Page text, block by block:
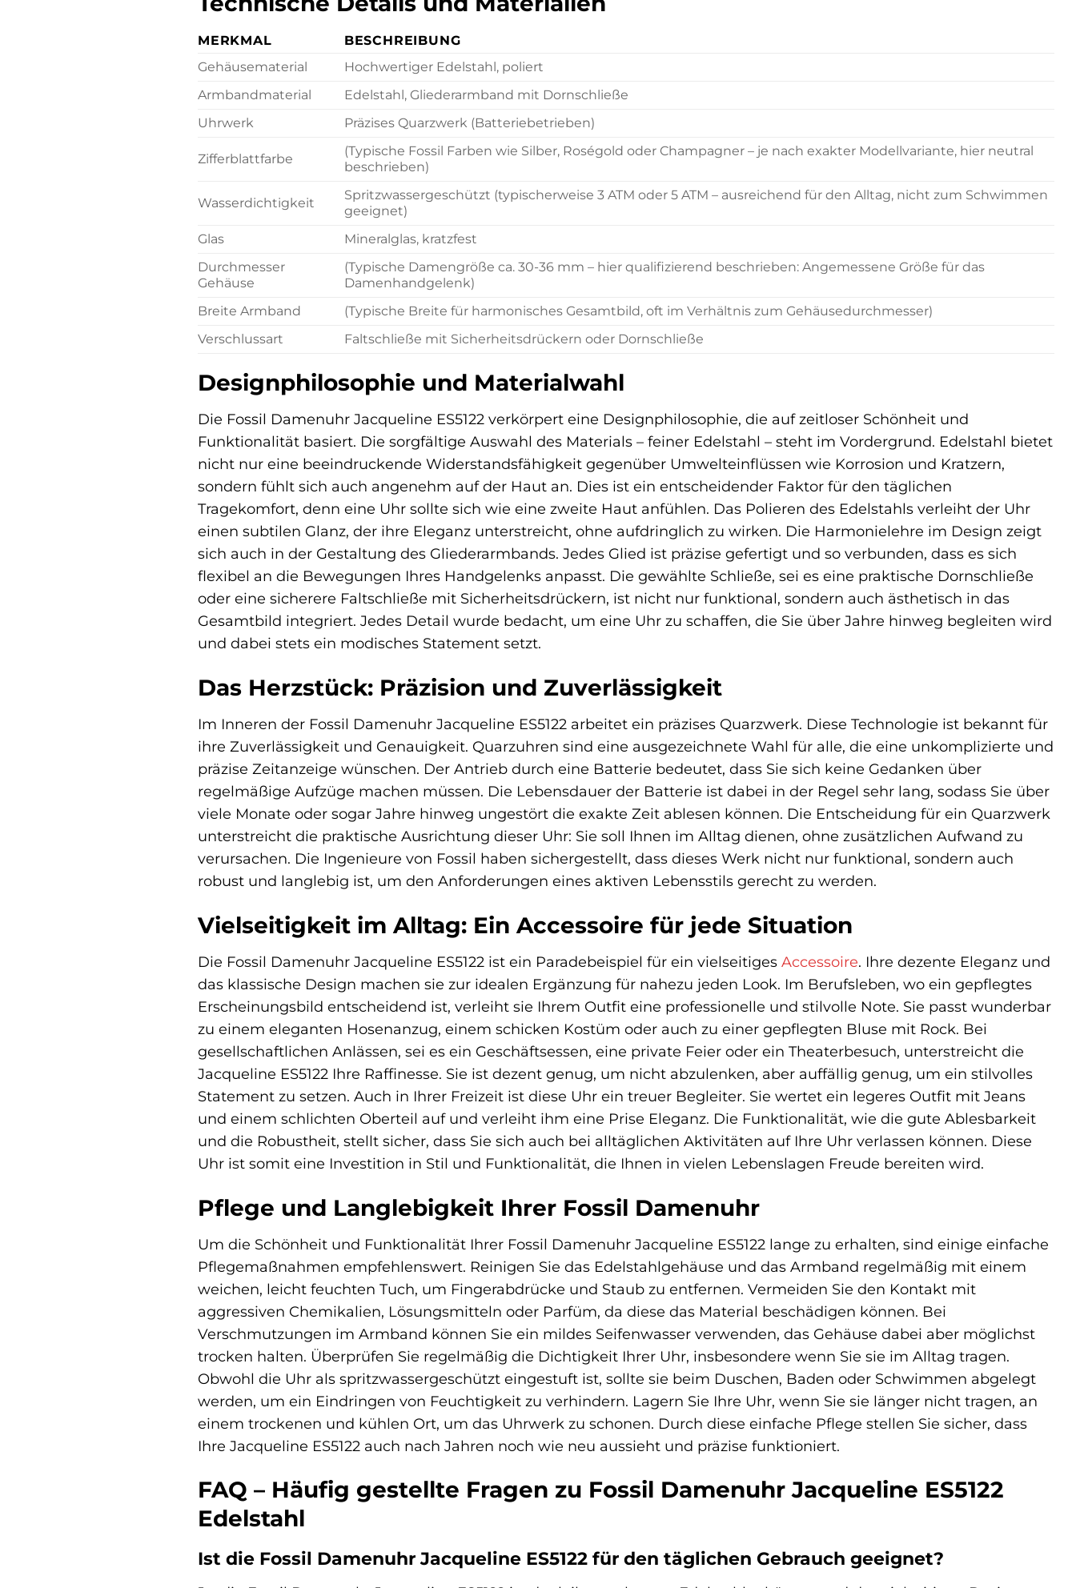
MERKMAL
BESCHREIBUNG
Gehäusematerial
Hochwertiger Edelstahl, poliert
Armbandmaterial
Edelstahl, Gliederarmband mit Dornschließe
Uhrwerk
Präzises Quarzwerk (Batteriebetrieben)
Zifferblattfarbe
(Typische Fossil Farben wie Silber, Roségold oder Champagner – je nach exakter Modellvariante, hier neutral
beschrieben)
Wasserdichtigkeit
Spritzwassergeschützt (typischerweise 3 ATM oder 5 ATM – ausreichend für den Alltag, nicht zum Schwimmen
geeignet)
Glas
Mineralglas, kratzfest
Durchmesser
Gehäuse
(Typische Damengröße ca. 30-36 mm – hier qualifizierend beschrieben: Angemessene Größe für das
Damenhandgelenk)
Breite Armband
(Typische Breite für harmonisches Gesamtbild, oft im Verhältnis zum Gehäusedurchmesser)
Verschlussart
Faltschließe mit Sicherheitsdrückern oder Dornschließe
Designphilosophie und Materialwahl
Die Fossil Damenuhr Jacqueline ES5122 verkörpert eine Designphilosophie, die auf zeitloser Schönheit und
Funktionalität basiert. Die sorgfältige Auswahl des Materials – feiner Edelstahl – steht im Vordergrund. Edelstahl bietet
nicht nur eine beeindruckende Widerstandsfähigkeit gegenüber Umwelteinflüssen wie Korrosion und Kratzern,
sondern fühlt sich auch angenehm auf der Haut an. Dies ist ein entscheidender Faktor für den täglichen
Tragekomfort, denn eine Uhr sollte sich wie eine zweite Haut anfühlen. Das Polieren des Edelstahls verleiht der Uhr
einen subtilen Glanz, der ihre Eleganz unterstreicht, ohne aufdringlich zu wirken. Die Harmonielehre im Design zeigt
sich auch in der Gestaltung des Gliederarmbands. Jedes Glied ist präzise gefertigt und so verbunden, dass es sich
flexibel an die Bewegungen Ihres Handgelenks anpasst. Die gewählte Schließe, sei es eine praktische Dornschließe
oder eine sicherere Faltschließe mit Sicherheitsdrückern, ist nicht nur funktional, sondern auch ästhetisch in das
Gesamtbild integriert. Jedes Detail wurde bedacht, um eine Uhr zu schaffen, die Sie über Jahre hinweg begleiten wird
und dabei stets ein modisches Statement setzt.
Das Herzstück: Präzision und Zuverlässigkeit
Im Inneren der Fossil Damenuhr Jacqueline ES5122 arbeitet ein präzises Quarzwerk. Diese Technologie ist bekannt für
ihre Zuverlässigkeit und Genauigkeit. Quarzuhren sind eine ausgezeichnete Wahl für alle, die eine unkomplizierte und
präzise Zeitanzeige wünschen. Der Antrieb durch eine Batterie bedeutet, dass Sie sich keine Gedanken über
regelmäßige Aufzüge machen müssen. Die Lebensdauer der Batterie ist dabei in der Regel sehr lang, sodass Sie über
viele Monate oder sogar Jahre hinweg ungestört die exakte Zeit ablesen können. Die Entscheidung für ein Quarzwerk
unterstreicht die praktische Ausrichtung dieser Uhr: Sie soll Ihnen im Alltag dienen, ohne zusätzlichen Aufwand zu
verursachen. Die Ingenieure von Fossil haben sichergestellt, dass dieses Werk nicht nur funktional, sondern auch
robust und langlebig ist, um den Anforderungen eines aktiven Lebensstils gerecht zu werden.
Vielseitigkeit im Alltag: Ein Accessoire für jede Situation
Die Fossil Damenuhr Jacqueline ES5122 ist ein Paradebeispiel für ein vielseitiges Accessoire. Ihre dezente Eleganz und
das klassische Design machen sie zur idealen Ergänzung für nahezu jeden Look. Im Berufsleben, wo ein gepflegtes
Erscheinungsbild entscheidend ist, verleiht sie Ihrem Outfit eine professionelle und stilvolle Note. Sie passt wunderbar
zu einem eleganten Hosenanzug, einem schicken Kostüm oder auch zu einer gepflegten Bluse mit Rock. Bei
gesellschaftlichen Anlässen, sei es ein Geschäftsessen, eine private Feier oder ein Theaterbesuch, unterstreicht die
Jacqueline ES5122 Ihre Raffinesse. Sie ist dezent genug, um nicht abzulenken, aber auffällig genug, um ein stilvolles
Statement zu setzen. Auch in Ihrer Freizeit ist diese Uhr ein treuer Begleiter. Sie wertet ein legeres Outfit mit Jeans
und einem schlichten Oberteil auf und verleiht ihm eine Prise Eleganz. Die Funktionalität, wie die gute Ablesbarkeit
und die Robustheit, stellt sicher, dass Sie sich auch bei alltäglichen Aktivitäten auf Ihre Uhr verlassen können. Diese
Uhr ist somit eine Investition in Stil und Funktionalität, die Ihnen in vielen Lebenslagen Freude bereiten wird.
Pflege und Langlebigkeit Ihrer Fossil Damenuhr
Um die Schönheit und Funktionalität Ihrer Fossil Damenuhr Jacqueline ES5122 lange zu erhalten, sind einige einfache
Pflegemaßnahmen empfehlenswert. Reinigen Sie das Edelstahlgehäuse und das Armband regelmäßig mit einem
weichen, leicht feuchten Tuch, um Fingerabdrücke und Staub zu entfernen. Vermeiden Sie den Kontakt mit
aggressiven Chemikalien, Lösungsmitteln oder Parfüm, da diese das Material beschädigen können. Bei
Verschmutzungen im Armband können Sie ein mildes Seifenwasser verwenden, das Gehäuse dabei aber möglichst
trocken halten. Überprüfen Sie regelmäßig die Dichtigkeit Ihrer Uhr, insbesondere wenn Sie sie im Alltag tragen.
Obwohl die Uhr als spritzwassergeschützt eingestuft ist, sollte sie beim Duschen, Baden oder Schwimmen abgelegt
werden, um ein Eindringen von Feuchtigkeit zu verhindern. Lagern Sie Ihre Uhr, wenn Sie sie länger nicht tragen, an
einem trockenen und kühlen Ort, um das Uhrwerk zu schonen. Durch diese einfache Pflege stellen Sie sicher, dass
Ihre Jacqueline ES5122 auch nach Jahren noch wie neu aussieht und präzise funktioniert.
FAQ – Häufig gestellte Fragen zu Fossil Damenuhr Jacqueline ES5122
Edelstahl
Ist die Fossil Damenuhr Jacqueline ES5122 für den täglichen Gebrauch geeignet?